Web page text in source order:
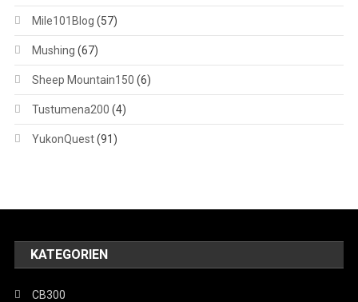
Mile101Blog (57)
Mushing (67)
Sheep Mountain150 (6)
Tustumena200 (4)
YukonQuest(91)
KATEGORIEN
CB300